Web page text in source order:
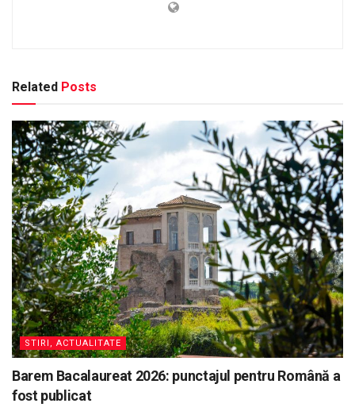
Related Posts
STIRI, ACTUALITATE
Barem Bacalaureat 2026: punctajul pentru Română a
fost publicat